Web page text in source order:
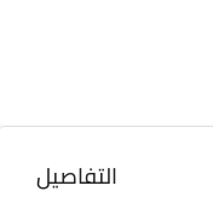
التفاصيل